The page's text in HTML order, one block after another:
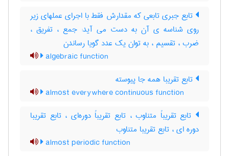
تابع جبری تابعی که مقدارش فقط با اجرای عملهای زیر
روی شناسه ی آن به دست می آید: جمع ، تفریق ،
ضرب ، تقسیم ، به توان یک عدد گویا رساندن
algebraic function
تابع تقریبا همه جا پیوسته
almost everywhere continuous function
تابع تقریباً متناوب ، تابع تقریباً دوره‌ای ، تابع تقریبا
دوره ای ، تابع تقریبا متناوب
almost periodic function